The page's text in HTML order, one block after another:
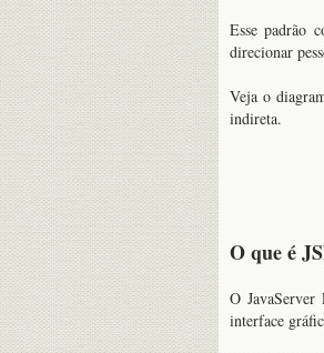
Esse padrão
direcionar
Veja o
indireta.
O que é
O
interface